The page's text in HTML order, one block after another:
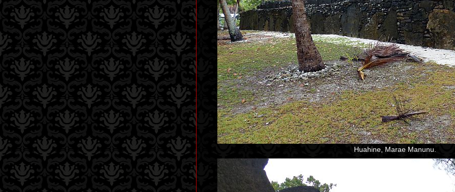
Huahine, Marae Manunu.